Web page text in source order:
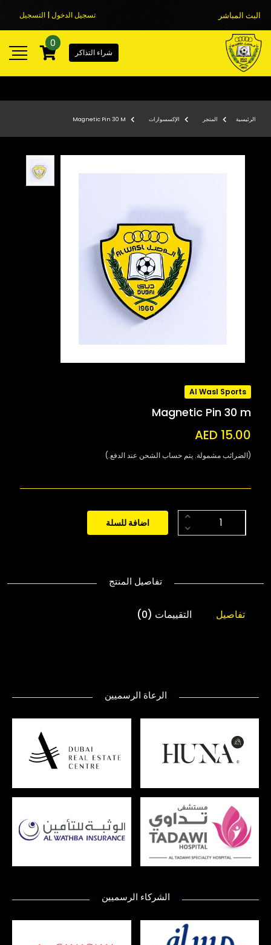
البث المباشر تسجيل الدخول | التسجيل
شراء التذاكر
0
الرئيسية المتجر الإكسسوارات Magnetic Pin 30 M
Al Wasl Sports
Magnetic Pin 30 m
AED 15.00
(الضرائب مشمولة. يتم حساب الشحن عند الدفع.)
اضافة للسلة
تفاصيل المنتج
تفاصيل التقييمات (0)
الرعاة الرسميين
الشركاء الرسميين